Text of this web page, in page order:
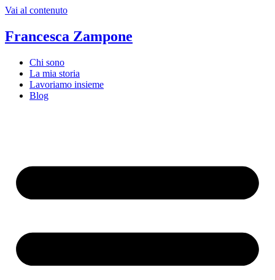
Vai al contenuto
Francesca Zampone
Chi sono
La mia storia
Lavoriamo insieme
Blog